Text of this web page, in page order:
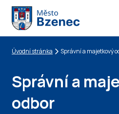
Drobečková navigace
Úvodní stránka Správní a majetkový
Správní a
odbor